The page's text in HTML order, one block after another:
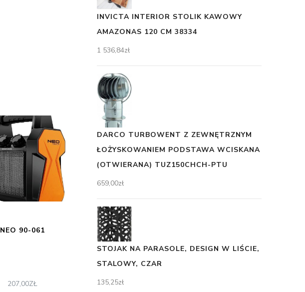
NEO 90-061
207,00ZŁ
INVICTA INTERIOR STOLIK KAWOWY
AMAZONAS 120 CM 38334
1 536,84zł
DARCO TURBOWENT Z ZEWNĘTRZNYM
ŁOŻYSKOWANIEM PODSTAWA WCISKANA
(OTWIERANA) TUZ150CHCH-PTU
659,00zł
STOJAK NA PARASOLE, DESIGN W LIŚCIE,
STALOWY, CZAR
135,25zł